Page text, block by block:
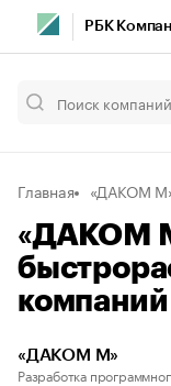
РБК
Главная «ДАКОМ
«ДАКОМ
компаний
«ДАКОМ М»
Разработка